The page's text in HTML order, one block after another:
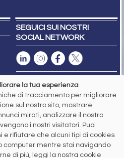
SEGUICI SUI NOSTRI
SOCIAL NETWORK
versato
Tribunale di Brescia n. 11/2004 del 17
la tua esperienza
di tracciamento per migliorare
sul nostro sito, mostrare
mirati, analizzare il nostro
i nostri visitatori. Puoi
e rifiutare che alcuni tipi di cookies
computer mentre stai navigando
di più, leggi la nostra cookie